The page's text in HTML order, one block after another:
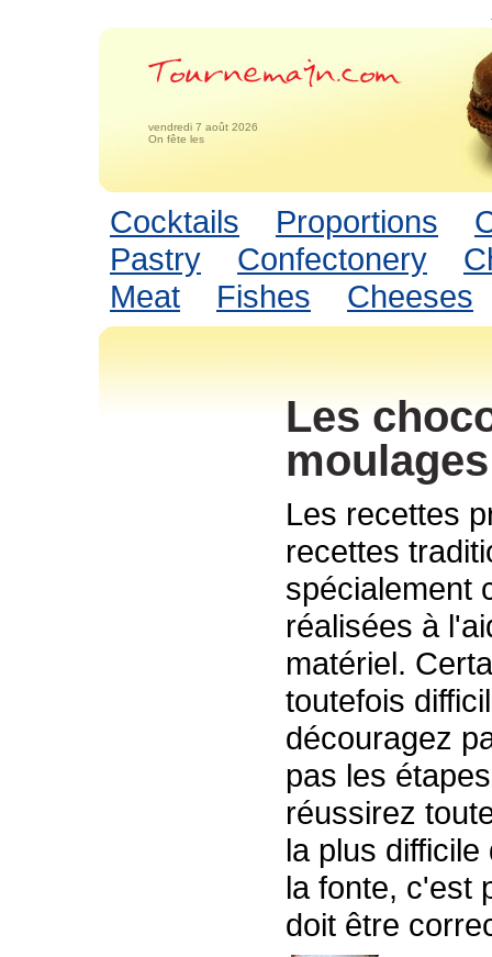
vendredi 7 août 2026
On fête les
Cocktails Proportions
Pastry
Confectonery
Meat
Fishes Cheeses
Les
moulages
Les recettes
recettes
spécialement
réalisées à
matériel.
toutefois
découragez
pas les
réussirez
la plus
la fonte, c'est
doit être